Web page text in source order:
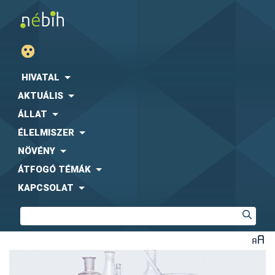
HIVATAL
AKTUÁLIS
ÁLLAT
ÉLELMISZER
NÖVÉNY
ÁTFOGÓ TÉMÁK
KAPCSOLAT